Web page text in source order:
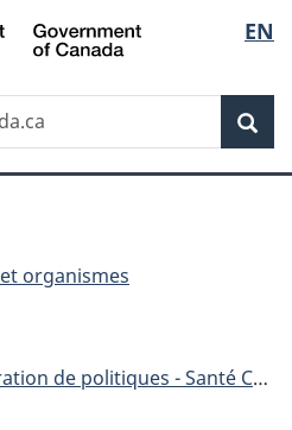
Passer
au
principal
Passer
à
Au
du
Passer
à
version
simplifiée
de
la
EN
organismes
de politiques - Santé Canada